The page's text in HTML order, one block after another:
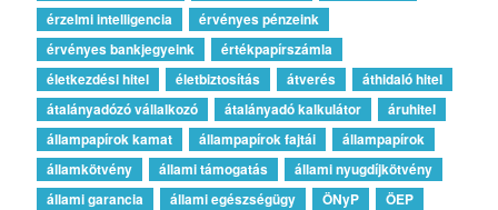
érzelmi intelligencia
érvényes pénzeink
érvényes bankjegyeink
értékpapírszámla
életkezdési hitel
életbiztosítás átverés
áthidaló hitel
átalányadózó vállalkozó
átalányadó kalkulátor
áruhitel
állampapírok kamat
állampapírok fajtái
állampapírok
államkötvény
állami támogatás
állami nyugdíjkötvény
állami garancia
állami egészségügy ÖNyP
ÖEP